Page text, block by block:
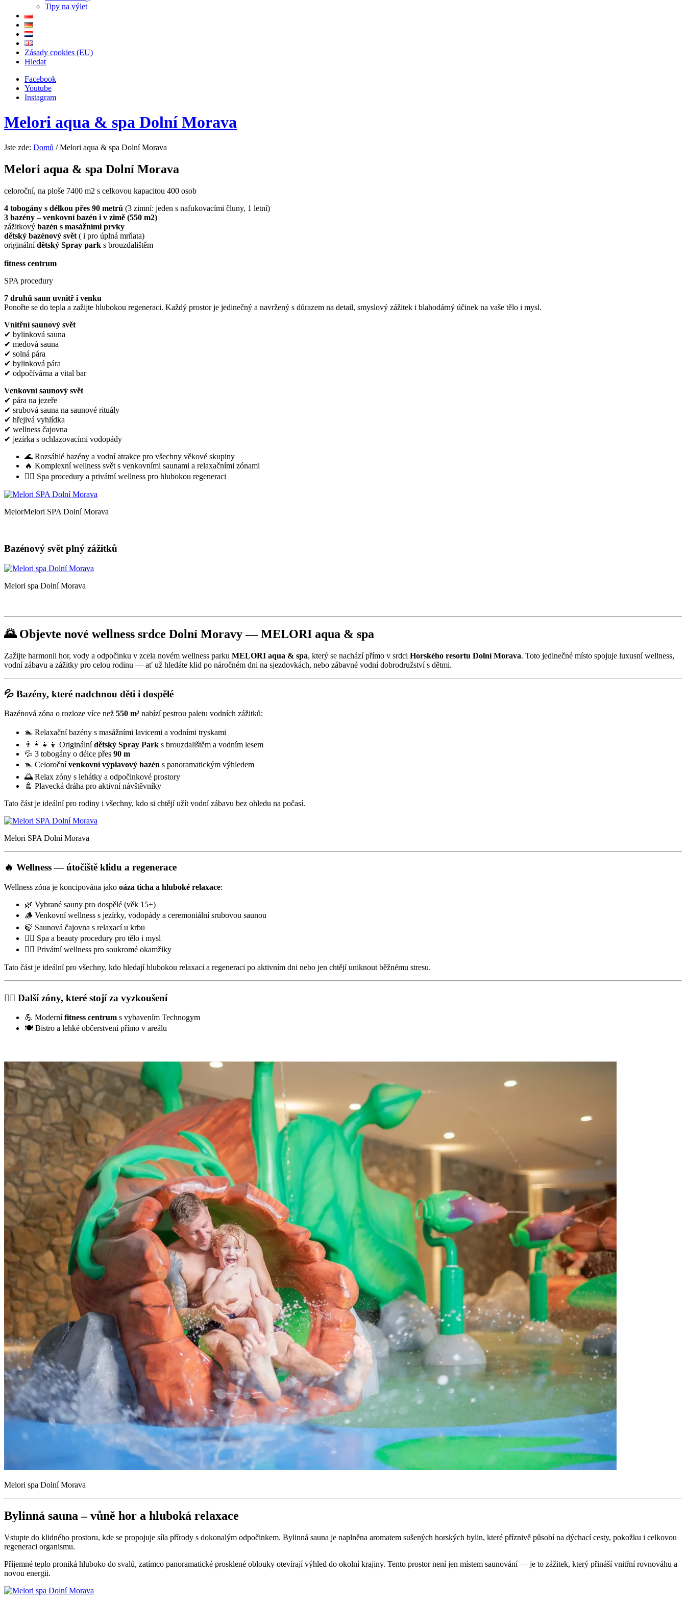
Tipy na výlet
Zásady cookies (EU)
Hledat
Facebook
Youtube
Instagram
Melori aqua & spa Dolní Morava
Jste zde: Domů / Melori aqua & spa Dolní Morava
Melori aqua & spa Dolní Morava
celoroční, na ploše 7400 m2 s celkovou kapacitou 400 osob
4 tobogány s délkou přes 90 metrů (3 zimní: jeden s nafukovacími čluny, 1 letní)
3 bazény – venkovní bazén i v zimě (550 m2)
zážitkový bazén s masážními prvky
dětský bazénový svět ( i pro úplná mrňata)
originálnídětský Spray park s brouzdalištěm
fitness centrum
SPA procedury
7 druhů saun uvnitř i venku
Ponořte se do tepla a zažijte hlubokou regeneraci. Každý prostor je jedinečný a navržený s důrazem na detail, smyslový zážitek i blahodárný účinek na vaše tělo i mysl.
Vnitřní saunový svět
✔ bylinková sauna
✔ medová sauna
✔ solná pára
✔ bylinková pára
✔ odpočívárna a vital bar
Venkovní saunový svět
✔ pára na jezeře
✔ srubová sauna na saunové rituály
✔ hřejivá vyhlídka
✔ wellness čajovna
✔ jezírka s ochlazovacími vodopády
🌊 Rozsáhlé bazény a vodní atrakce pro všechny věkové skupiny
🔥 Komplexní wellness svět s venkovními saunami a relaxačními zónami
🧖‍♀️ Spa procedury a privátní wellness pro hlubokou regeneraci
MelorMelori SPA Dolní Morava
Bazénový svět plný zážitků
Melori spa Dolní Morava
🌄 Objevte nové wellness srdce Dolní Moravy — MELORI aqua & spa
Zažijte harmonii hor, vody a odpočinku v zcela novém wellness parku MELORI aqua & spa, který se nachází přímo v srdci Horského resortu Dolní Morava. Toto jedinečné místo spojuje luxusní wellness,
vodní zábavu a zážitky pro celou rodinu — ať už hledáte klid po náročném dni na sjezdovkách, nebo zábavné vodní dobrodružství s dětmi.
💦 Bazény, které nadchnou děti i dospělé
Bazénová zóna o rozloze více než 550 m² nabízí pestrou paletu vodních zážitků:
🏊 Relaxační bazény s masážními lavicemi a vodními tryskami
👨‍👩‍👧‍👦 Originálnídětský Spray Park s brouzdalištěm a vodním lesem
💦 3 tobogány o délce přes 90 m
🏊 Celoročnívenkovní výplavový bazén s panoramatickým výhledem
🌅 Relax zóny s lehátky a odpočinkové prostory
🚿 Plavecká dráha pro aktivní návštěvníky
Tato část je ideální pro rodiny i všechny, kdo si chtějí užít vodní zábavu bez ohledu na počasí.
Melori SPA Dolní Morava
🔥 Wellness — útočiště klidu a regenerace
Wellness zóna je koncipována jako oáza ticha a hluboké relaxace:
🌿 Vybrané sauny pro dospělé (věk 15+)
🪵 Venkovní wellness s jezírky, vodopády a ceremoniální srubovou saunou
🍃 Saunová čajovna s relaxací u krbu
💆‍♂️ Spa a beauty procedury pro tělo i mysl
🧖‍♀️ Privátní wellness pro soukromé okamžiky
Tato část je ideální pro všechny, kdo hledají hlubokou relaxaci a regeneraci po aktivním dni nebo jen chtějí uniknout běžnému stresu.
🏋️‍♀️ Další zóny, které stojí za vyzkoušení
💪 Modernífitness centrum s vybavením Technogym
🍽️ Bistro a lehké občerstvení přímo v areálu
Melori spa Dolní Morava
Bylinná sauna – vůně hor a hluboká relaxace
Vstupte do klidného prostoru, kde se propojuje síla přírody s dokonalým odpočinkem. Bylinná sauna je naplněna aromatem sušených horských bylin, které příznivě působí na dýchací cesty, pokožku i celkovou
regeneraci organismu.
Příjemné teplo proniká hluboko do svalů, zatímco panoramatické prosklené oblouky otevírají výhled do okolní krajiny. Tento prostor není jen místem saunování — je to zážitek, který přináší vnitřní rovnováhu a
novou energii.